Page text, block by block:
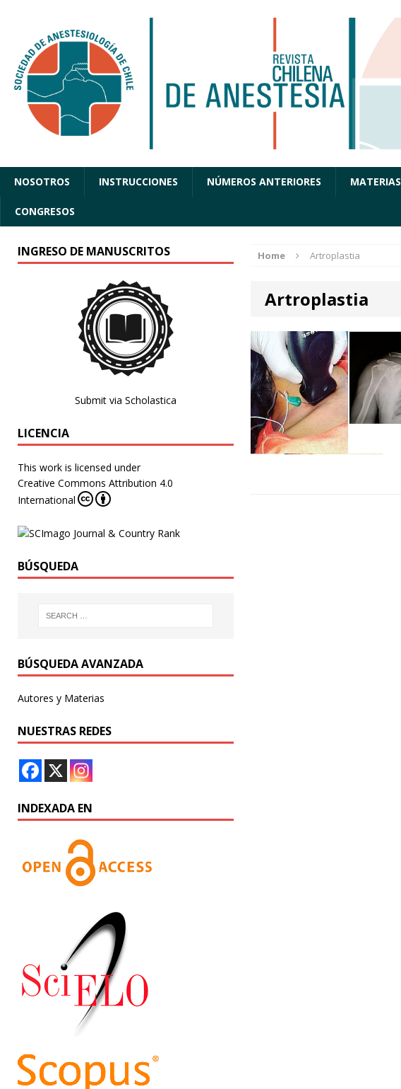
NOSOTROS INSTRUCCIONES NÚMEROS ANTERIORES MATERIAS
CONGRESOS
Home Artroplastia
Artroplastia
INGRESO DE MANUSCRITOS
Submit via Scholastica
LICENCIA
This work is licensed under
Creative Commons Attribution 4.0
International
BÚSQUEDA
BÚSQUEDA AVANZADA
Autores y Materias
NUESTRAS REDES
INDEXADA EN